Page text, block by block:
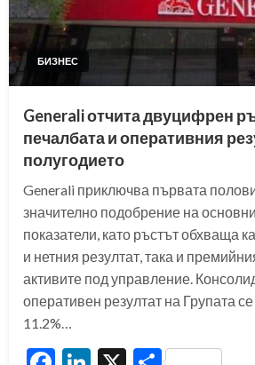
БИЗНЕС
Generali отчита двуцифрен
печалбата и оперативния
полугодието
Generali приключва първата
значително подобрение на
показатели, като ръстът обхваща
и нетния резултат, така и
активите под управление.
оперативен резултат на Групата
11.2%…